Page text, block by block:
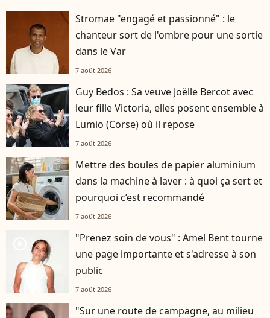
Stromae "engagé et passionné" : le
chanteur sort de l'ombre pour une sortie
dans le Var
7 août 2026
Guy Bedos : Sa veuve Joëlle Bercot avec
leur fille Victoria, elles posent ensemble à
Lumio (Corse) où il repose
7 août 2026
Mettre des boules de papier aluminium
dans la machine à laver : à quoi ça sert et
pourquoi c’est recommandé
7 août 2026
"Prenez soin de vous" : Amel Bent tourne
une page importante et s'adresse à son
public
7 août 2026
"Sur une route de campagne, au milieu